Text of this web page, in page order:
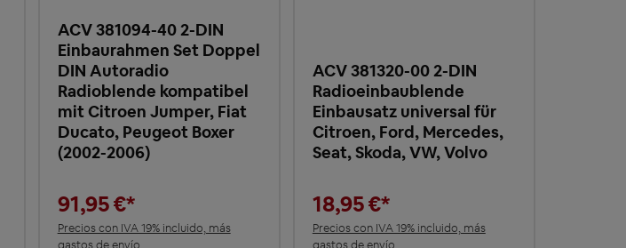
ACV 381094-40 2-DIN
Einbaurahmen Set Doppel
DIN Autoradio
Radioblende kompatibel
mit Citroen Jumper, Fiat
Ducato, Peugeot Boxer
(2002-2006)
91,95 €*
Precios con IVA 19% incluido, más
ACV 381320-00 2-DIN
Radioeinbaublende
Einbausatz universal für
Citroen, Ford, Mercedes,
Seat, Skoda, VW, Volvo
18,95 €*
Precios con IVA 19% incluido, más